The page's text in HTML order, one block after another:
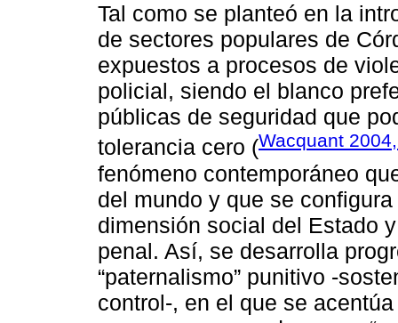
Tal como se planteó en la
de sectores populares de
expuestos a procesos de
policial, siendo el blanco
públicas de seguridad que
tolerancia cero (Wacquant
fenómeno contemporáneo
del mundo y que se
dimensión social del Estado
penal. Así, se desarrolla
“paternalismo” punitivo -
control-, en el que se